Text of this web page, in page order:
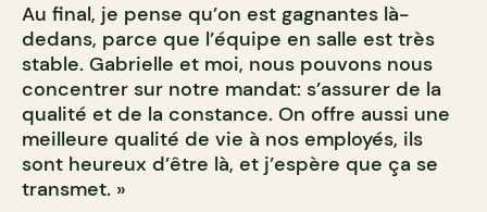
Au final, je pense qu’on est gagnantes là-
dedans, parce que l’équipe en salle est très
stable. Gabrielle et moi, nous pouvons nous
concentrer sur notre mandat: s’assurer de la
qualité et de la constance. On offre aussi une
meilleure qualité de vie à nos employés, ils
sont heureux d’être là, et j’espère que ça se
transmet. »